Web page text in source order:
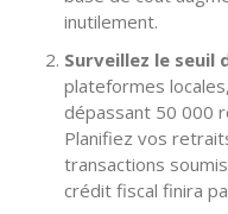
inutilement.
Surveillez le seuil
plateformes
dépassant 50 000
Planifiez vos
transactions
crédit fiscal finira